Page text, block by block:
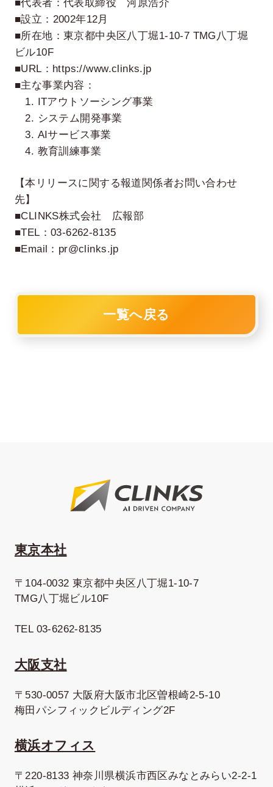
■代表者：代表取締役 河原浩介
■設立：2002年12月
■所在地：東京都中央区八丁堀1-10-7 TMG八丁堀
ビル10F
■URL：https://www.clinks.jp
■主な事業内容：
1. ITアウトソーシング事業
2. システム開発事業
3. AIサービス事業
4. 教育訓練事業
【本リリースに関する報道関係者お問い合わせ
先】
■CLINKS株式会社 広報部
■TEL：03-6262-8135
■Email：pr@clinks.jp
一覧へ戻る
東京本社
〒104-0032 東京都中央区八丁堀1-10-7
TMG八丁堀ビル10F
TEL 03-6262-8135
大阪支社
〒530-0057 大阪府大阪市北区曽根崎2-5-10
梅田パシフィックビルディング2F
横浜オフィス
〒220-8133 神奈川県横浜市西区みなとみらい2-2-1